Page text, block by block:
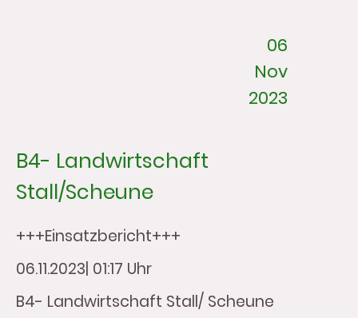
06
Nov
2023
B4- Landwirtschaft
Stall/Scheune
+++Einsatzbericht+++
06.11.2023| 01:17 Uhr
B4- Landwirtschaft Stall/ Scheune